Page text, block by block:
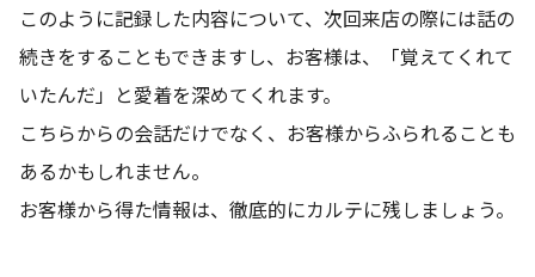
このように記録した内容について、次回来店の際には話の
続きをすることもできますし、お客様は、「覚えてくれて
いたんだ」と愛着を深めてくれます。
こちらからの会話だけでなく、お客様からふられることも
あるかもしれません。
お客様から得た情報は、徹底的にカルテに残しましょう。